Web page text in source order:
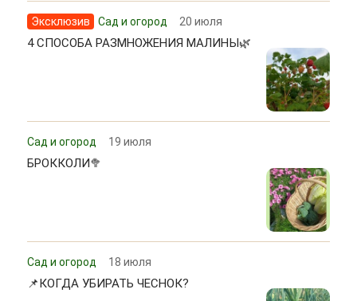
Эксклюзив Сад и огород 20 июля
4 СПОСОБА РАЗМНОЖЕНИЯ МАЛИНЫ🌿
Сад и огород 19 июля
БРОККОЛИ🥦
Сад и огород 18 июля
📌КОГДА УБИРАТЬ ЧЕСНОК?